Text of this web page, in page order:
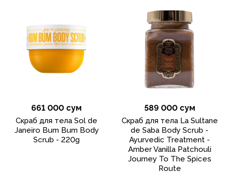
661 000 сум
Скраб для тела Sol de
Janeiro Bum Bum Body
Scrub - 220g
589 000 сум
Cкраб для тела La Sultane
de Saba Body Scrub -
Ayurvedic Treatment -
Amber Vanilla Patchouli
Journey To The Spices
Route